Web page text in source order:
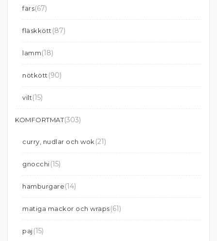
färs(67)
fläskkött (87)
lamm(18)
nötkött (90)
vilt(15)
KOMFORTMAT(303)
curry, nudlar och wok (21)
gnocchi(15)
hamburgare(14)
matiga mackor och wraps(61)
paj(15)